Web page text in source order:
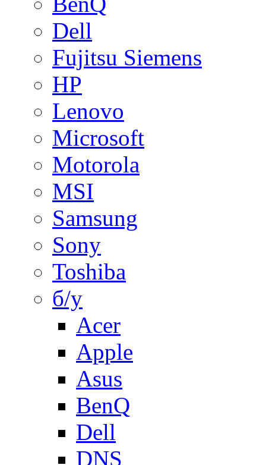
Dell
Fujitsu Siemens
HP
Lenovo
Microsoft
Motorola
MSI
Samsung
Sony
Toshiba
б/у
Acer
Apple
Asus
BenQ
Dell
DNS